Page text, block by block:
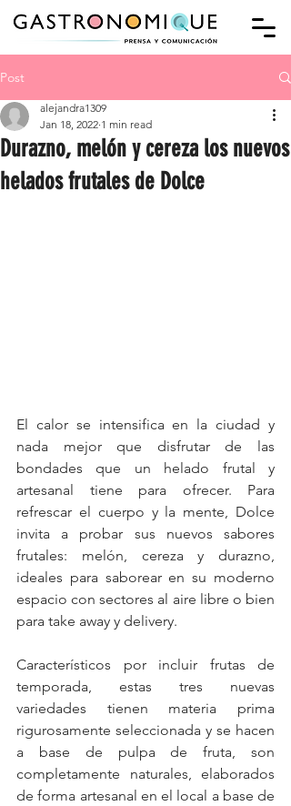
Post
Durazno, melón y cereza los nuevos
helados frutales de Dolce
alejandra1309
Jan 18, 2022 1 min read
El calor se intensifica en la ciudad y
nada mejor que disfrutar de las
bondades que un helado frutal y
artesanal tiene para ofrecer. Para
refrescar el cuerpo y la mente, Dolce
invita a probar sus nuevos sabores
frutales: melón, cereza y durazno,
ideales para saborear en su moderno
espacio con sectores al aire libre o bien
para take away y delivery.
Característicos por incluir frutas de
temporada, estas tres nuevas
variedades tienen materia prima
rigurosamente seleccionada y se hacen
a base de pulpa de fruta, son
completamente naturales, elaborados
de forma artesanal en el local a base de